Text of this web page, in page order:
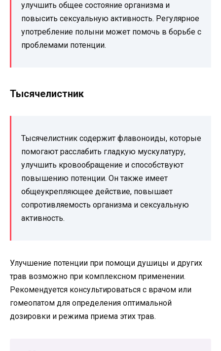
улучшить общее состояние организма и
повысить сексуальную активность. Регулярное
употребление полыни может помочь в борьбе с
проблемами потенции.
Тысячелистник
Тысячелистник содержит флавоноиды, которые
помогают расслабить гладкую мускулатуру,
улучшить кровообращение и способствуют
повышению потенции. Он также имеет
общеукрепляющее действие, повышает
сопротивляемость организма и сексуальную
активность.
Улучшение потенции при помощи душицы и других
трав возможно при комплексном применении.
Рекомендуется консультироваться с врачом или
гомеопатом для определения оптимальной
дозировки и режима приема этих трав.